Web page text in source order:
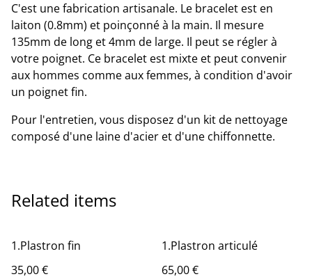
C'est une fabrication artisanale. Le bracelet est en
laiton (0.8mm) et poinçonné à la main. Il mesure
135mm de long et 4mm de large. Il peut se régler à
votre poignet. Ce bracelet est mixte et peut convenir
aux hommes comme aux femmes, à condition d'avoir
un poignet fin.
Pour l'entretien, vous disposez d'un kit de nettoyage
composé d'une laine d'acier et d'une chiffonnette.
Related items
1.Plastron fin
35,00 €
1.Plastron articulé
65,00 €